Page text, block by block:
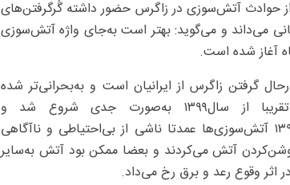
حوادث آتش‌سوزی در زاگرس حضور داشته گُرگرفتن‌های
ناشی از عامل انسانی می‌داند و می‌گوید: بهتر است به‌جای واژه آتش‌سوزی
آغاز شده است.
گرفتن زاگرس از ایرانیان است و به‌بحرانی‌تر شده
وضعیت منابع کشور شدت می‌بخشد. این آتش‌سوزی‌ها تقریبا از سال۱۳۹۹ به‌صورت جدی شروع شد و
نسبت‌به‌آتش‌سوزی‌های قبل از آن سال متفاوت بود. قبل از سال۱۳۹۹ آتش‌سوزی‌ها عمدتا ناشی از بی‌احتیاطی و ناآگاهی
آتش می‌کردند و بعضا ممکن بود آتش به‌سایر
وقوع رعد و برق رخ می‌داد.